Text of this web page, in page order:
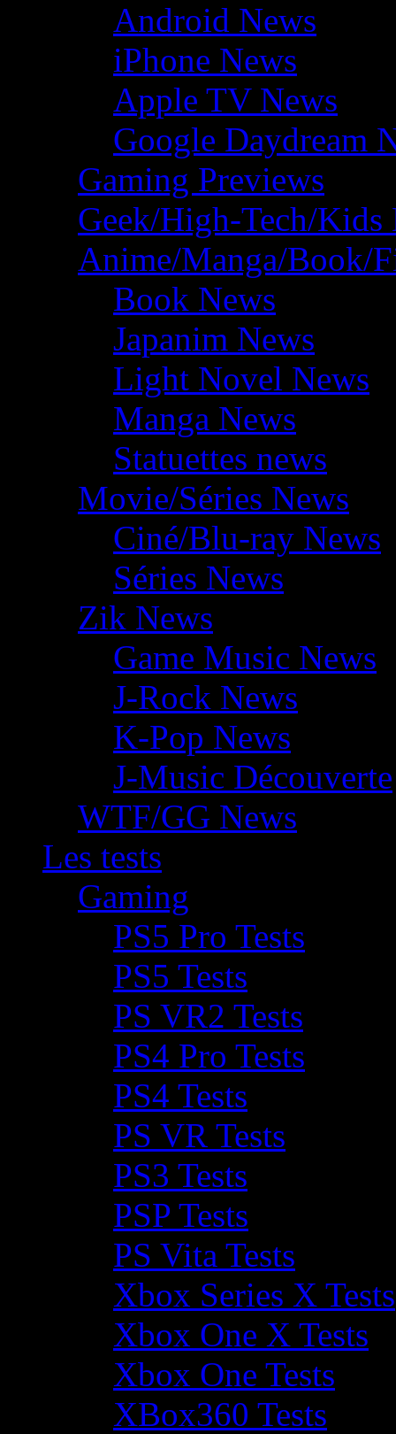
Android News
iPhone News
Apple TV News
Google Daydream
Gaming Previews
Geek/High-Tech/Kids
Anime/Manga/Book/
Book News
Japanim News
Light Novel News
Manga News
Statuettes news
Movie/Séries News
Ciné/Blu-ray News
Séries News
Zik News
Game Music News
J-Rock News
K-Pop News
J-Music Découverte
WTF/GG News
Les tests
Gaming
PS5 Pro Tests
PS5 Tests
PS VR2 Tests
PS4 Pro Tests
PS4 Tests
PS VR Tests
PS3 Tests
PSP Tests
PS Vita Tests
Xbox Series X Tests
Xbox One X Tests
Xbox One Tests
XBox360 Tests